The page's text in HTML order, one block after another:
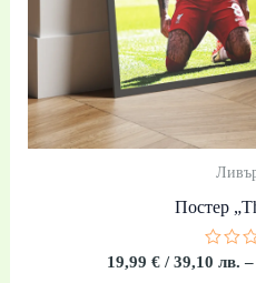
Постер
19,99 € / 39,10 лв. –